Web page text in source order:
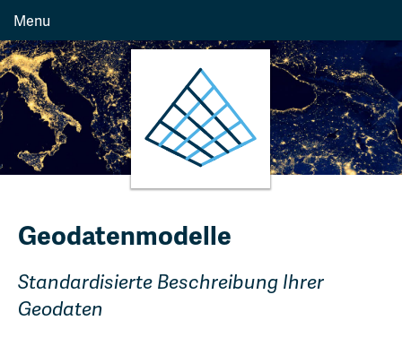
Geodatenmodelle
Standardisierte Beschreibung Ihrer
Geodaten
Menu